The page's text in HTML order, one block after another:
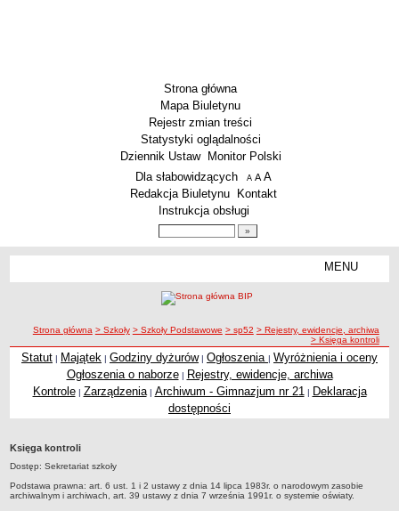
Strona główna
Mapa Biuletynu
Rejestr zmian treści
Statystyki oglądalności
Dziennik Ustaw
Monitor Polski
Menu dodatkowe
Dla słabowidzących A pomniejsz czcionkę
A standardowy rozmiar czcionki
A
Redakcja Biuletynu
Kontakt
Instrukcja obsługi
MENU
Licea
Zespoły Szkół
Techniczne Zakłady Naukowe
PRZEDSZKOLA
Przedszkola Miejskie
Zlikwidowane gimnazja
Przekształcone szkoły i placówki
Wielofunkcyjna Placówka
ścieżka nawigacji
Strona główna > Szkoły > Szkoły Podstawowe > sp52 > Rejestry, ewidencje, archiwa
> Księga kontroli
Statut | Majątek | Godziny dyżurów| Ogłoszenia | Wyróżnienia i oceny
Ogłoszenia o naborze| Rejestry, ewidencje, archiwa
Kontrole| Zarządzenia| Archiwum - Gimnazjum nr 21 | Deklaracja
dostępności
Księga kontroli
Dostęp: Sekretariat szkoły
Podstawa prawna: art. 6 ust. 1 i 2 ustawy z dnia 14 lipca 1983r. o narodowym zasobie
archiwalnym i archiwach, art. 39 ustawy z dnia 7 września 1991r. o systemie oświaty.